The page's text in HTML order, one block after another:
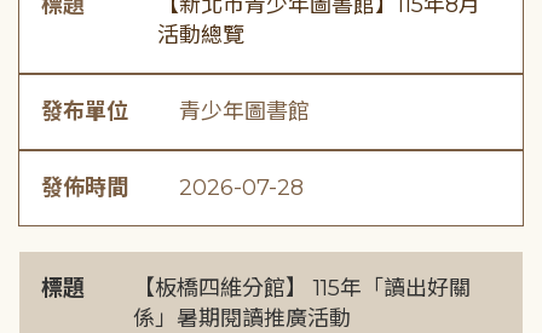
活動總覽
發布單位 青少年圖書館
發佈時間 2026-07-28
標題
【板橋四維分館】 115年「讀出好關
係」暑期閱讀推廣活動